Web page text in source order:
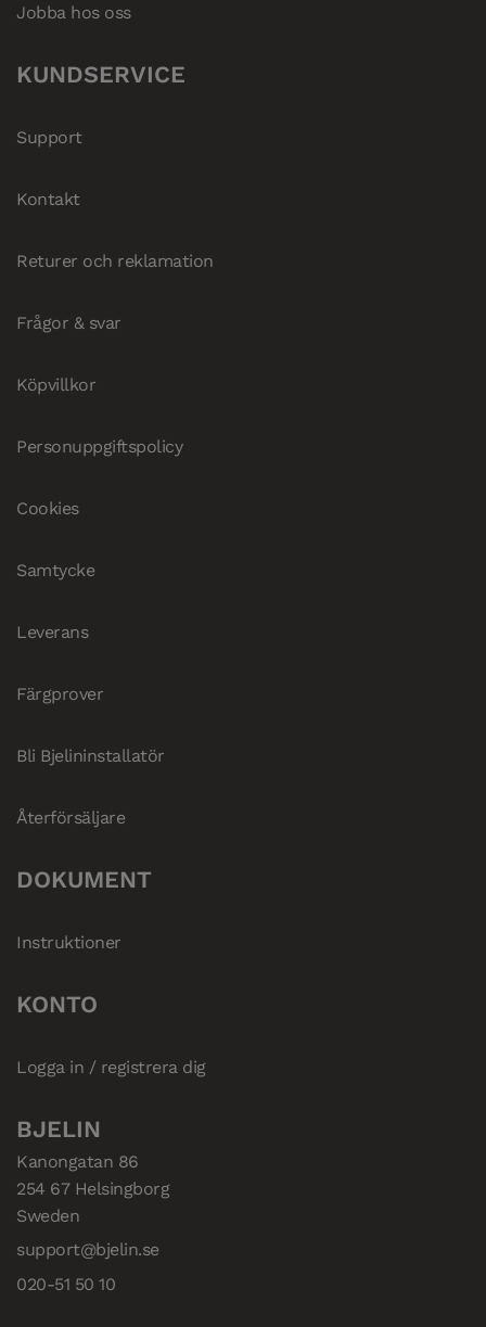
Jobba hos oss
KUNDSERVICE
Support
Kontakt
Returer och reklamation
Frågor & svar
Köpvillkor
Personuppgiftspolicy
Cookies
Samtycke
Leverans
Färgprover
Bli Bjelininstallatör
Återförsäljare
DOKUMENT
Instruktioner
KONTO
Logga in / registrera dig
BJELIN
Kanongatan 86
254 67 Helsingborg
Sweden
support@bjelin.se
020-51 50 10